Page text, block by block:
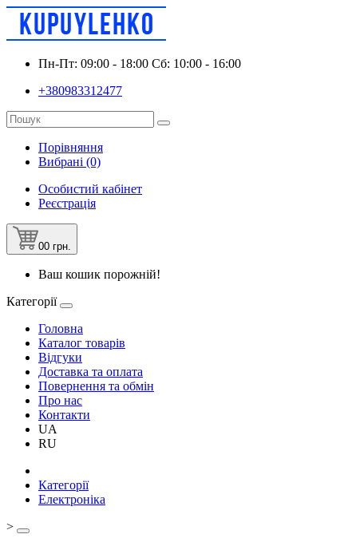
Пн-Пт: 09:00 - 18:00 Сб: 10:00 - 16:00
+380983312477
Порівняння
Вибрані (0)
Особистий кабінет
Реєстрація
00 грн.
Ваш кошик порожній!
Категорії
Головна
Каталог товарів
Відгуки
Доставка та оплата
Повернення та обмін
Про нас
Контакти
UA
RU
Категорії
Електроніка
>